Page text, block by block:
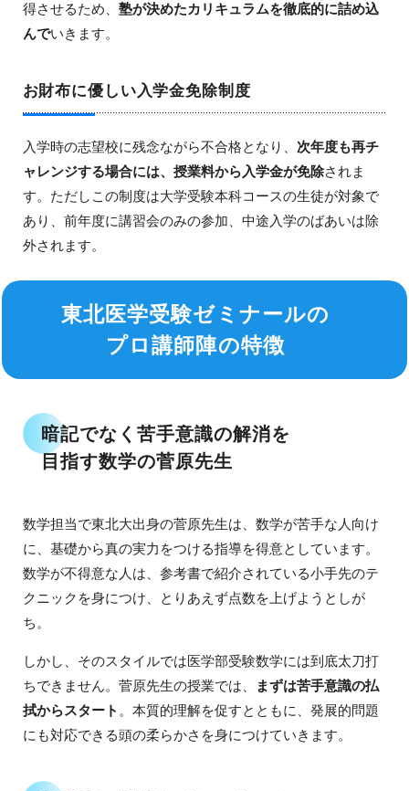
得させるため、 塾が決めたカリキュラムを徹底的に詰め込
んでいきます。
お財布に優しい入学金免除制度
入学時の志望校に残念ながら不合格となり、 次年度も再チ
ャレンジする場合には、授業料から入学金が免除されま
す。ただしこの制度は大学受験本科コースの生徒が対象で
あり、前年度に講習会のみの参加、中途入学のばあいは除
外されます。
東北医学受験ゼミナールの
プロ講師陣の特徴
暗記でなく苦手意識の解消を
目指す数学の菅原先生
数学担当で東北大出身の菅原先生は、数学が苦手な人向け
に、基礎から真の実力をつける指導を得意としています。
数学が不得意な人は、参考書で紹介されている小手先のテ
クニックを身につけ、とりあえず点数を上げようとしが
ち。
しかし、そのスタイルでは医学部受験数学には到底太刀打
ちできません。菅原先生の授業では、
まずは苦手意識の払
拭からスタート 。本質的理解を促すとともに、発展的問題
にも対応できる頭の柔らかさを身につけていきます。